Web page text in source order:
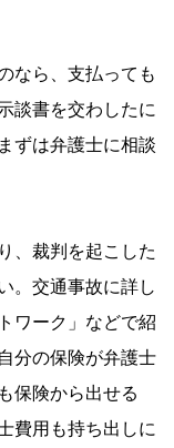
なら、支払っても
談書を交わしたに
ずは弁護士に相談
、裁判を起こした
。交通事故に詳し
ワーク」などで紹
分の保険が弁護士
保険から出せる
費用も持ち出しに